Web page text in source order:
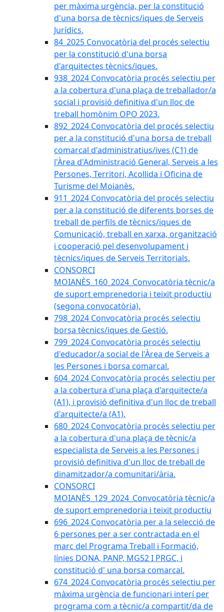
per màxima urgència, per la constitució
d'una borsa de tècnics/iques de Serveis
Jurídics.
84_2025 Convocatòria del procés selectiu
per la constitució d'una borsa
d'arquitectes tècnics/iques.
938_2024 Convocatòria procés selectiu per
a la cobertura d'una plaça de treballador/a
social i provisió definitiva d'un lloc de
treball homònim OPO 2023.
892_2024 Convocatòria del procés selectiu
per a la constitució d'una borsa de treball
comarcal d'administratius/ives (C1) de
l'Àrea d'Administració General, Serveis a les
Persones, Territori, Acollida i Oficina de
Turisme del Moianès.
911_2024 Convocatòria del procés selectiu
per a la constitució de diferents borses de
treball de perfils de tècnics/iques de
Comunicació, treball en xarxa, organització
i cooperació pel desenvolupament i
tècnics/iques de Serveis Territorials.
CONSORCI
MOIANÈS_160_2024_Convocatòria tècnic/a
de suport emprenedoria i teixit productiu
(segona convocatòria).
798_2024 Convocatòria procés selectiu
borsa tècnics/iques de Gestió.
799_2024 Convocatòria procés selectiu
d'educador/a social de l'Àrea de Serveis a
les Persones i borsa comarcal.
604_2024 Convocatòria procés selectiu per
a la cobertura d'una plaça d'arquitecte/a
(A1), i provisió definitiva d'un lloc de treball
d'arquitecte/a (A1).
680_2024 Convocatòria procés selectiu per
a la cobertura d'una plaça de tècnic/a
especialista de Serveis a les Persones i
provisió definitiva d'un lloc de treball de
dinamitzador/a comunitari/ària.
CONSORCI
MOIANÈS_129_2024_Convocatòria tècnic/a
de suport emprenedoria i teixit productiu
696_2024 Convocatòria per a la selecció de
6 persones per a ser contractada en el
marc del Programa Treball i Formació,
línies DONA, PANP, MG52 I PRGC, i
constitució d' una borsa comarcal.
674_2024 Convocatòria procés selectiu per
màxima urgència de funcionari interí per
programa com a tècnic/a compartit/da de